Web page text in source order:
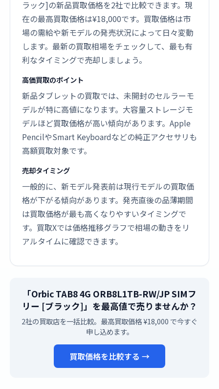
ラック]の新品買取価格を2社で比較できます。現
在の最高買取価格は¥18,000です。買取価格は市
場の需給や新モデルの発売状況によって日々変動
します。最新の買取相場をチェックして、最も有
利なタイミングで売却しましょう。
高価買取のポイント
新品タブレットの買取では、未開封のセルラーモ
デルが特に高値になります。大容量ストレージモ
デルほど買取価格が高い傾向があります。Apple
PencilやSmart Keyboardなどの純正アクセサリも
高額買取対象です。
売却タイミング
一般的に、新モデル発表前は現行モデルの買取価
格が下がる傾向があります。発売直後の品薄期間
は買取価格が最も高くなりやすいタイミングで
す。買取Xでは価格推移グラフで相場の動きをリ
アルタイムに確認できます。
「Orbic TAB8 4G ORB8L1TB-RW/JP SIMフ
リー [ブラック]」を最高値で売りませんか？
2社の買取店を一括比較。最高買取価格 ¥18,000 で今すぐ
申し込めます。
買取価格を比較する →